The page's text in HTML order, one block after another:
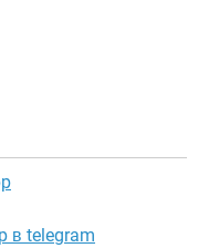
в telegram